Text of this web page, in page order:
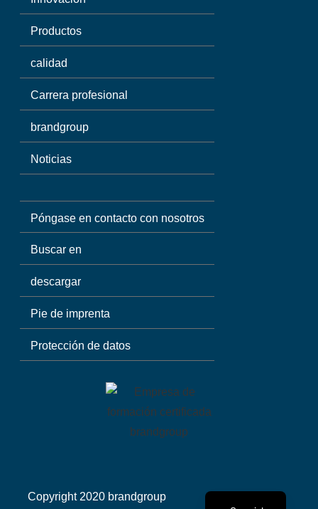
Productos
calidad
Carrera profesional
brandgroup
Noticias
Póngase en contacto con nosotros
Buscar en
descargar
Pie de imprenta
Protección de datos
Copyright 2020 brandgroup